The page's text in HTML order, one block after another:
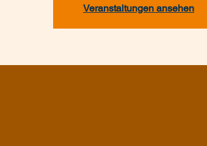
Veranstaltungen ansehen